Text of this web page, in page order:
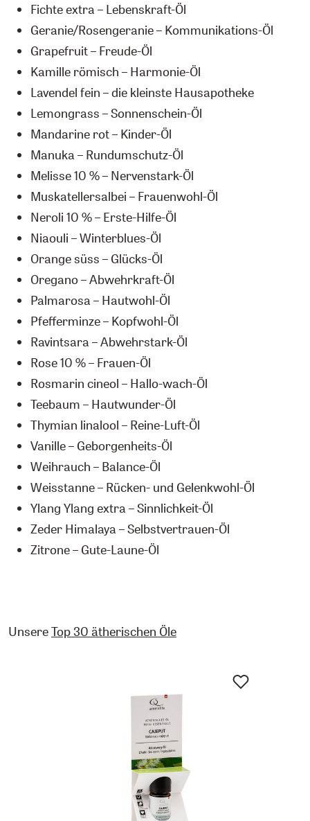
Fichte extra – Lebenskraft-Öl
Geranie/Rosengeranie – Kommunikations-Öl
Grapefruit – Freude-Öl
Kamille römisch – Harmonie-Öl
Lavendel fein – die kleinste Hausapotheke
Lemongrass – Sonnenschein-Öl
Mandarine rot – Kinder-Öl
Manuka – Rundumschutz-Öl
Melisse 10 % – Nervenstark-Öl
Muskatellersalbei – Frauenwohl-Öl
Neroli 10 % – Erste-Hilfe-Öl
Niaouli – Winterblues-Öl
Orange süss – Glücks-Öl
Oregano – Abwehrkraft-Öl
Palmarosa – Hautwohl-Öl
Pfefferminze – Kopfwohl-Öl
Ravintsara – Abwehrstark-Öl
Rose 10 % – Frauen-Öl
Rosmarin cineol – Hallo-wach-Öl
Teebaum – Hautwunder-Öl
Thymian linalool – Reine-Luft-Öl
Vanille – Geborgenheits-Öl
Weihrauch – Balance-Öl
Weisstanne – Rücken- und Gelenkwohl-Öl
Ylang Ylang extra – Sinnlichkeit-Öl
Zeder Himalaya – Selbstvertrauen-Öl
Zitrone – Gute-Laune-Öl
UnsereTop 30 ätherischen Öle